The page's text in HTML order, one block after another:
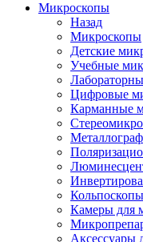
Микроскопы
Назад
Микроскопы
Детские
Учебные
Цифровые
Карманные
Кольпоскопы
Камеры для
Аксессуары